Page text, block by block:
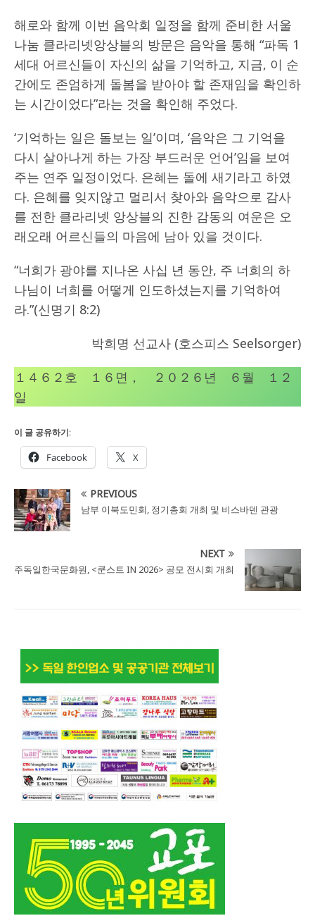
해로와 함께 이번 음악회 일정을 함께 준비한 서울
나눔 클라리넷앙상블의 방문은 음악을 통해 “파독 1
세대 어르신들이 자신의 삶을 기억하고, 지금, 이 순
간에도 존엄하게 돌봄을 받아야 할 존재임을 확인하
는 시간이었다”라는 것을 확인해 주었다.
‘기억하는 일은 돌보는 일’이며, ‘음악은 그 기억을
다시 살아나게 하는 가장 부드러운 언어’임을 보여
주는 연주 일정이었다. 은혜는 돌에 새기라고 하였
다. 은혜를 잊지않고 멀리서 찾아와 음악으로 감사
를 전한 클라리넷 앙상블의 진한 감동의 여운은 오
래오래 어르신들의 마음에 남아 있을 것이다.
“너희가 광야를 지나온 사십 년 동안, 주 너희의 하
나님이 너희를 어떻게 인도하셨는지를 기억하여
라.”(신명기 8:2)
박희명 선교사 (호스피스 Seelsorger)
１４６２호 １６면， ２０２６년 ６월 １２
일
이 글 공유하기:
Facebook X
PREVIOUS
남부 이북도민회, 정기총회 개최 및 비스바덴 관광
NEXT
주독일한국문화원, <쿤스트 IN 2026> 공모 전시회 개최